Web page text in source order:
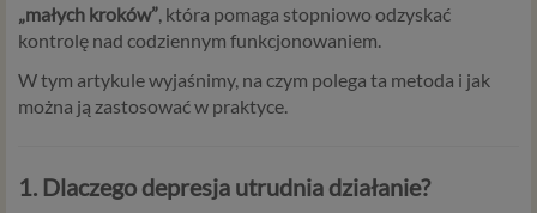
„małych kroków”, która pomaga stopniowo odzyskać
kontrolę nad codziennym funkcjonowaniem.
W tym artykule wyjaśnimy, na czym polega ta metoda i jak
można ją zastosować w praktyce.
1. Dlaczego depresja utrudnia działanie?